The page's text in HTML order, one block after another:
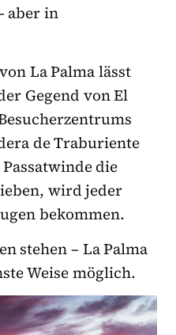
aber in
La Palma lässt
Gegend von El
de Traburiente
die
wird jeder
bekommen.
stehen – La Palma
Weise möglich.